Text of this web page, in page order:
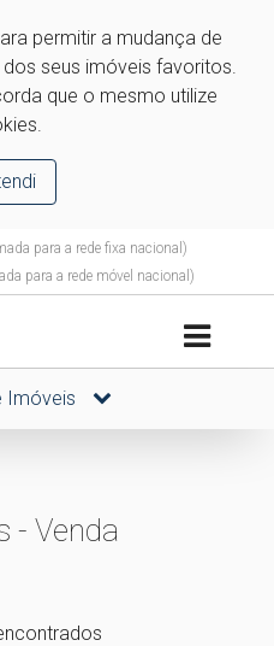
permitir a mudança de
seus imóveis favoritos.
que o mesmo utilize
para a rede fixa nacional)
para a rede móvel nacional)
Imóveis
- Venda